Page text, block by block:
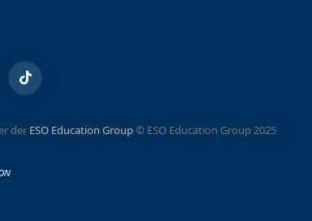
TikTok
der ESO Education Group© ESO Education Group 2025